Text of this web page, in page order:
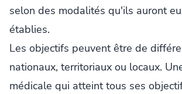
selon des modalités qu'ils auront
établies.
Les objectifs peuvent être de
nationaux, territoriaux ou locaux.
médicale qui atteint tous ses